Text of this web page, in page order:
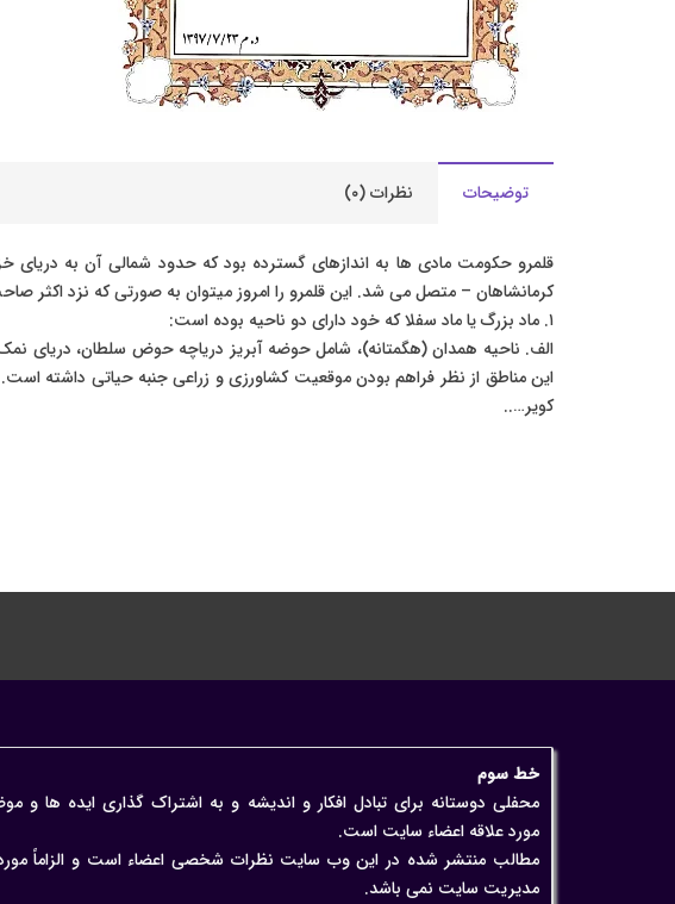
توضیحات نظرات (۰)
قلمرو حکومت مادی ها به اندازهای گسترده بود که حدود شمالی آن به
کرمانشاهان – متصل می شد. این قلمرو را امروز میتوان به صورتی که نزد اکثر
١. ماد بزرگ یا ماد سفلا که خود دارای دو ناحیه بوده است:
الف. ناحیه همدان (هگمتانه)، شامل حوضه آبریز دریاچه حوض سلطان، دریای
این مناطق از نظر فراهم بودن موقعیت کشاورزی و زراعی جنبه حیاتی داشته
کویر…..
خط سوم
محفلی دوستانه برای تبادل افکار و اندیشه و به اشتراک گذاری ایده ها و
مورد علاقه اعضاء سایت است.
مطالب منتشر شده در این وب سایت نظرات شخصی اعضاء است و الزاماً مورد
مدیریت سایت نمی باشد.